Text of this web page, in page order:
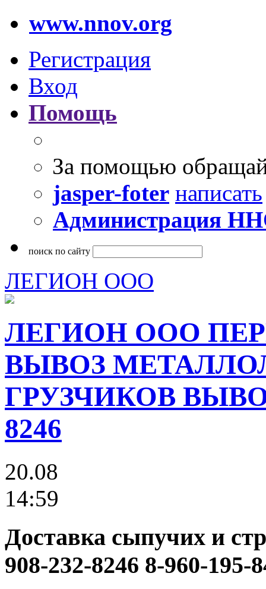
www.nnov.org
Регистрация
Вход
Помощь
За помощью
jasper-foter написать
Администрация
поиск по сайту
ЛЕГИОН ООО
ЛЕГИОН ООО
ВЫВОЗ
ГРУЗЧИКОВ
8246
20.08
14:59
Доставка сыпучих и
908-232-8246 8-960-195-